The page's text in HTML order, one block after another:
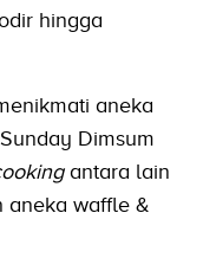
hingga
aneka
Dimsum
antara lain
aneka waffle &